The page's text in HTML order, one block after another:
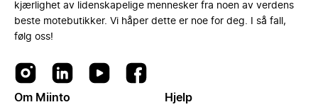
kjærlighet av lidenskapelige mennesker fra noen av verdens
beste motebutikker. Vi håper dette er noe for deg. I så fall,
følg oss!
Om Miinto Hjelp